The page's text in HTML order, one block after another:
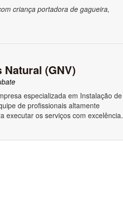
criança portadora de gagueira,
Natural (GNV)
especializada em Instalação de
de profissionais altamente
executar os serviços com excelência.